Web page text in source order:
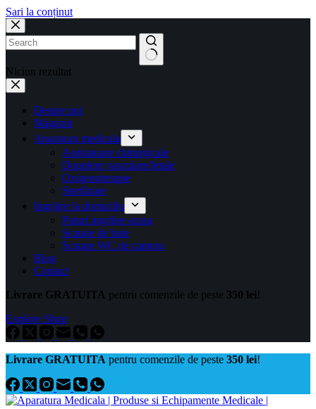
Sari la conținut
Niciun rezultat
Despre noi
Magazin
Aparatura medicala
Aspiratoare chirurgicale
Dopplere vasculare/fetale
Oxigenoterapie
Sterilizare
Ingrijire la domiciliu
Paturi ingrijire acasa
Scaune de baie
Scaune WC de camera
Blog
Contact
Livrare GRATUITA pentru comenzile de peste 350 lei!
Explore Shop
Livrare GRATUITA pentru comenzile de peste 350 lei!